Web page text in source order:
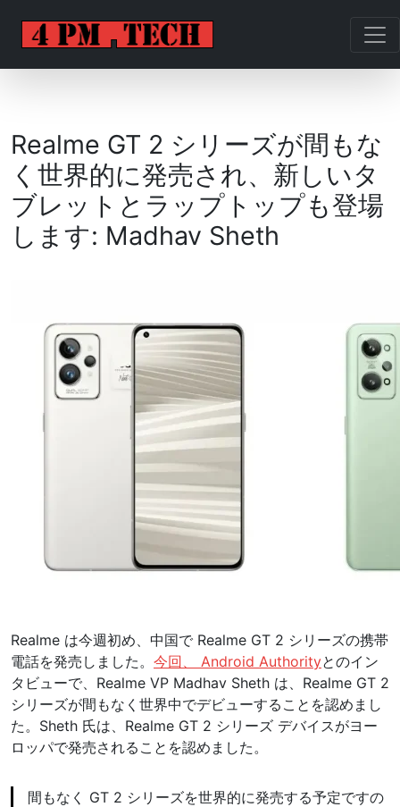
Realme GT 2 シリーズが間もな
く世界的に発売され、新しいタ
ブレットとラップトップも登場
します: Madhav Sheth
Realme は今週初め、中国で Realme GT 2 シリーズの携帯
電話を発売しました。 今回、 Android Authorityとのイン
タビューで、Realme VP Madhav Sheth は、Realme GT 2
シリーズが間もなく世界中でデビューすることを認めまし
た。Sheth 氏は、Realme GT 2 シリーズ デバイスがヨー
ロッパで発売されることを認めました。
間もなく GT 2 シリーズを世界的に発売する予定ですの